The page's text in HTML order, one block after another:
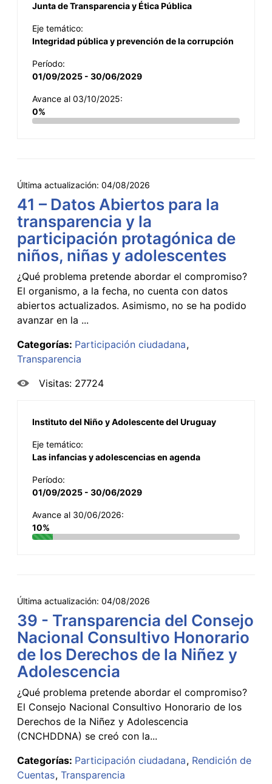
Junta de Transparencia y Ética Pública
Eje temático:
Integridad pública y prevención de la corrupción
Período:
01/09/2025 - 30/06/2029
Avance al 03/10/2025:
0%
Última actualización: 04/08/2026
41 – Datos Abiertos para la
transparencia y la
participación protagónica de
niños, niñas y adolescentes
¿Qué problema pretende abordar el compromiso?
El organismo, a la fecha, no cuenta con datos
abiertos actualizados. Asimismo, no se ha podido
avanzar en la ...
Categorías: Participación ciudadana
Transparencia
Visitas: 27724
Instituto del Niño y Adolescente del Uruguay
Eje temático:
Las infancias y adolescencias en agenda
Período:
01/09/2025 - 30/06/2029
Avance al 30/06/2026:
10%
Última actualización: 04/08/2026
39 - Transparencia del Consejo
Nacional Consultivo Honorario
de los Derechos de la Niñez y
Adolescencia
¿Qué problema pretende abordar el compromiso?
El Consejo Nacional Consultivo Honorario de los
Derechos de la Niñez y Adolescencia
(CNCHDDNA) se creó con la...
Categorías: Participación ciudadana Rendición de
Cuentas Transparencia